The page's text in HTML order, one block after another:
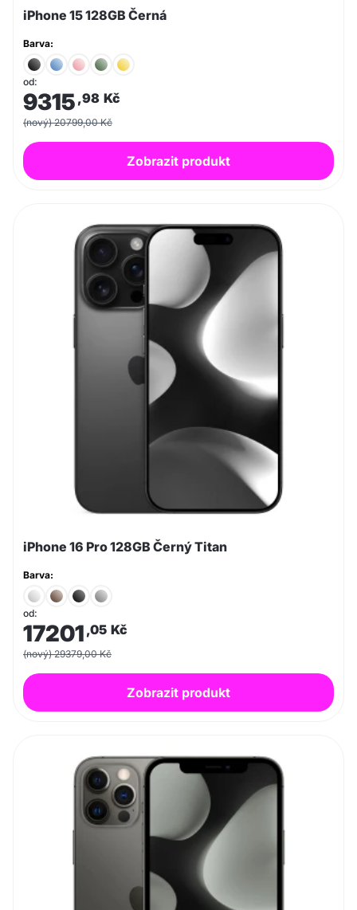
iPhone 15 128GB Černá
Barva:
od:
9315 ,98 Kč
(nový) 20799,00 Kč
Zobrazit produkt
iPhone 16 Pro 128GB Černý Titan
Barva:
od:
17201 ,05 Kč
(nový) 29379,00 Kč
Zobrazit produkt